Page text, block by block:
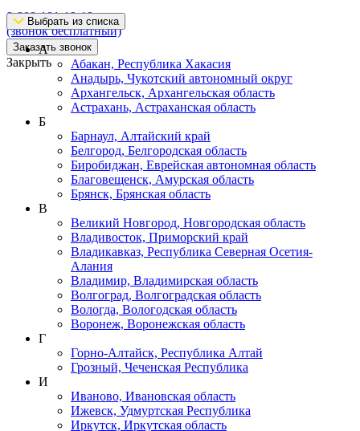
8-800-101-19-19
(звонок бесплатный)
Заказать звонок
Закрыть
Выбрать из списка
А
Абакан, Республика Хакасия
Анадырь, Чукотский автономный округ
Архангельск, Архангельская область
Астрахань, Астраханская область
Б
Барнаул, Алтайский край
Белгород, Белгородская область
Биробиджан, Еврейская автономная область
Благовещенск, Амурская область
Брянск, Брянская область
В
Великий Новгород, Новгородская область
Владивосток, Приморский край
Владикавказ, Республика Северная Осетия-
Алания
Владимир, Владимирская область
Волгоград, Волгоградская область
Вологда, Вологодская область
Воронеж, Воронежская область
Г
Горно-Алтайск, Республика Алтай
Грозный, Чеченская Республика
И
Иваново, Ивановская область
Ижевск, Удмуртская Республика
Иркутск, Иркутская область